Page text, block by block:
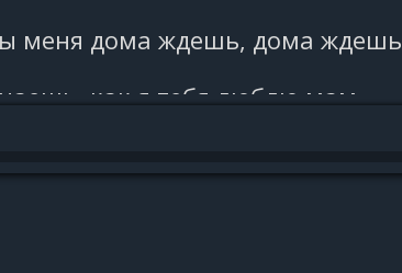
меня дома ждешь, дома ждешь
как я тебя люблю мам